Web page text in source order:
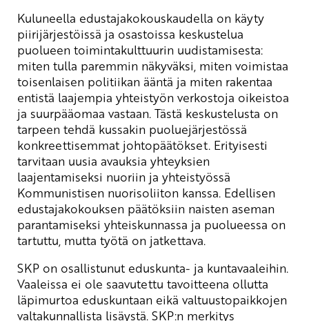
Kuluneella edustajakokouskaudella on käyty
piirijärjestöissä ja osastoissa keskustelua
puolueen toimintakulttuurin uudistamisesta:
miten tulla paremmin näkyväksi, miten voimistaa
toisenlaisen politiikan ääntä ja miten rakentaa
entistä laajempia yhteistyön verkostoja oikeistoa
ja suurpääomaa vastaan. Tästä keskustelusta on
tarpeen tehdä kussakin puoluejärjestössä
konkreettisemmat johtopäätökset. Erityisesti
tarvitaan uusia avauksia yhteyksien
laajentamiseksi nuoriin ja yhteistyössä
Kommunistisen nuorisoliiton kanssa. Edellisen
edustajakokouksen päätöksiin naisten aseman
parantamiseksi yhteiskunnassa ja puolueessa on
tartuttu, mutta työtä on jatkettava.
SKP on osallistunut eduskunta- ja kuntavaaleihin.
Vaaleissa ei ole saavutettu tavoitteena ollutta
läpimurtoa eduskuntaan eikä valtuustopaikkojen
valtakunnallista lisäystä. SKP:n merkitys